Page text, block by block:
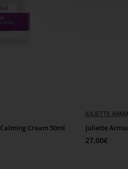
Cream 50ml
JULIETTE
Juliette
27,00€